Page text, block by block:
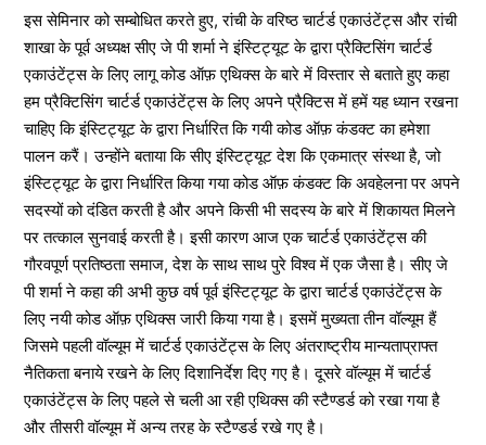
इस सेमिनार को सम्बोधित करते हुए, रांची के वरिष्ठ चार्टर्ड एकाउंटेंट्स और रांची
शाखा के पूर्व अध्यक्ष सीए जे पी शर्मा ने इंस्टिट्यूट के द्वारा प्रैक्टिसिंग चार्टर्ड
एकाउंटेंट्स के लिए लागू कोड ऑफ़ एथिक्स के बारे में विस्तार से बताते हुए कहा
हम प्रैक्टिसिंग चार्टर्ड एकाउंटेंट्स के लिए अपने प्रैक्टिस में हमें यह ध्यान रखना
चाहिए कि इंस्टिट्यूट के द्वारा निर्धारित कि गयी कोड ऑफ़ कंडक्ट का हमेशा
पालन करैं। उन्होंने बताया कि सीए इंस्टिट्यूट देश कि एकमात्र संस्था है, जो
इंस्टिट्यूट के द्वारा निर्धारित किया गया कोड ऑफ़ कंडक्ट कि अवहेलना पर अपने
सदस्यों को दंडित करती है और अपने किसी भी सदस्य के बारे में शिकायत मिलने
पर तत्काल सुनवाई करती है। इसी कारण आज एक चार्टर्ड एकाउंटेंट्स की
गौरवपूर्ण प्रतिष्ठता समाज, देश के साथ साथ पुरे विश्व में एक जैसा है। सीए जे
पी शर्मा ने कहा की अभी कुछ वर्ष पूर्व इंस्टिट्यूट के द्वारा चार्टर्ड एकाउंटेंट्स के
लिए नयी कोड ऑफ़ एथिक्स जारी किया गया है। इसमें मुख्यता तीन वॉल्यूम हैं
जिसमे पहली वॉल्यूम में चार्टर्ड एकाउंटेंट्स के लिए अंतराष्ट्रीय मान्यताप्राफ्त
नैतिकता बनाये रखने के लिए दिशानिर्देश दिए गए है। दूसरे वॉल्यूम में चार्टर्ड
एकाउंटेंट्स के लिए पहले से चली आ रही एथिक्स की स्टैण्डर्ड को रखा गया है
और तीसरी वॉल्यूम में अन्य तरह के स्टैण्डर्ड रखे गए है।